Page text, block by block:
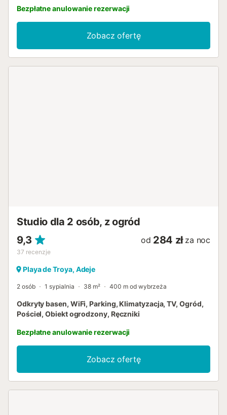
Bezpłatne anulowanie rezerwacji
Zobacz ofertę
Studio dla 2 osób, z ogród
9,3
37 recenzje
od 284 zł za noc
Playa de Troya, Adeje
2 osób 1 sypialnia 38 m² 400 m od wybrzeża
Odkryty basen, WiFi, Parking, Klimatyzacja, TV, Ogród,
Pościel, Obiekt ogrodzony, Ręczniki
Bezpłatne anulowanie rezerwacji
Zobacz ofertę